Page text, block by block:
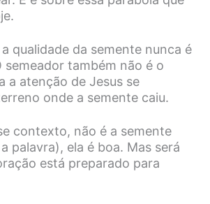
qualidade da semente nunca é
semeador também não é o
a atenção de Jesus se
onde a semente caiu.
contexto, não é a semente
palavra), ela é boa. Mas será
está preparado para